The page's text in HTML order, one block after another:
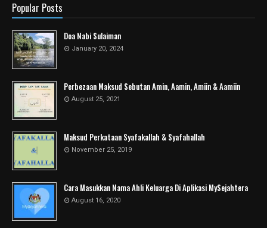
Popular Posts
Doa Nabi Sulaiman
January 20, 2024
Perbezaan Maksud Sebutan Amin, Aamin, Amiin & Aamiin
August 25, 2021
Maksud Perkataan Syafakallah & Syafahallah
November 25, 2019
Cara Masukkan Nama Ahli Keluarga Di Aplikasi MySejahtera
August 16, 2020